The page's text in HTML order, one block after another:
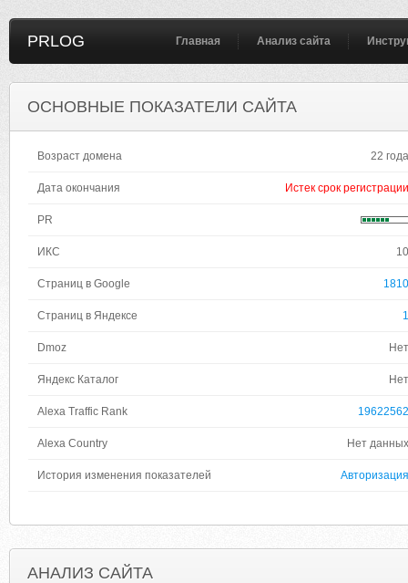
PRLOG Главная Анализ сайта
ОСНОВНЫЕ ПОКАЗАТЕЛИ САЙТА
Возраст домена 22 года
Дата окончания Истек срок регистрации
PR
ИКС 10
Страниц в Google 1810
Страниц в Яндексе 1
Dmoz Нет
Яндекс Каталог Нет
Alexa Traffic Rank 19622562
Alexa Country Нет данных
История изменения показателей Авторизация
АНАЛИЗ САЙТА